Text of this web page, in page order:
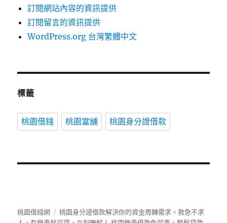
訂閱網站內容的資訊提供
訂閱留言的資訊提供
WordPress.org 台灣繁體中文
標籤
桃園借錢 桃園當舖 桃園身分證借款
桃園借錢網
桃園身分證借款解決你的資金周轉需求。救急不求